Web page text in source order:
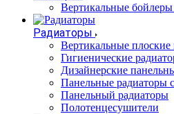
Вертикальные
Радиаторы
Вертикальные
Гигиенические
Дизайнерские
Панельные радиаторы
Панельный радиаторы
Полотенцесушители